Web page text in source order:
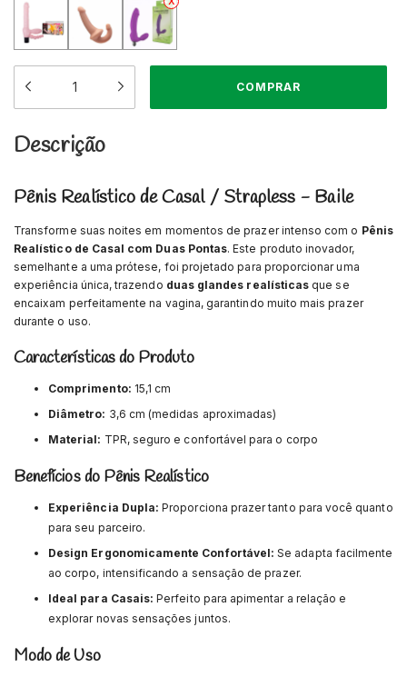
Descrição
Pênis Realístico de Casal / Strapless - Baile
Transforme suas noites em momentos de prazer intenso com o Pênis
Realístico de Casal com Duas Pontas. Este produto inovador,
semelhante a uma prótese, foi projetado para proporcionar uma
experiência única, trazendo duas glandes realísticas que se
encaixam perfeitamente na vagina, garantindo muito mais prazer
durante o uso.
Características do Produto
Comprimento: 15,1 cm
Diâmetro: 3,6 cm (medidas aproximadas)
Material: TPR, seguro e confortável para o corpo
Benefícios do Pênis Realístico
Experiência Dupla: Proporciona prazer tanto para você quanto
para seu parceiro.
Design Ergonomicamente Confortável: Se adapta facilmente
ao corpo, intensificando a sensação de prazer.
Ideal para Casais: Perfeito para apimentar a relação e
explorar novas sensações juntos.
Modo de Uso